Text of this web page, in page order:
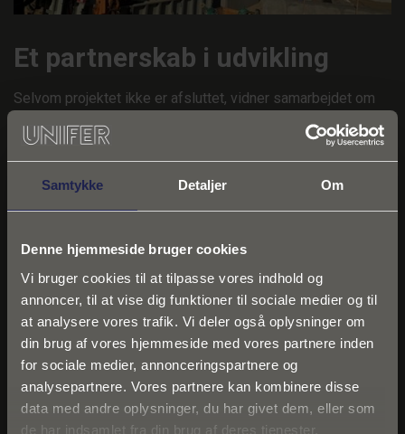
Samtykke Detaljer Om
Denne hjemmeside bruger cookies
Vi bruger cookies til at tilpasse vores indhold og
annoncer, til at vise dig funktioner til sociale medier og til
at analysere vores trafik. Vi deler også oplysninger om
din brug af vores hjemmeside med vores partnere inden
for sociale medier, annonceringspartnere og
analysepartnere. Vores partnere kan kombinere disse
data med andre oplysninger, du har givet dem, eller som
de har indsamlet fra din brug af deres tjenester.
Et partnerskab i udvikling
Selvom projektet ikke er afsluttet, vidner samarbejdet om
armeringsløsninger med høj grad af fleksibilitet og kvalitet.
Kombinationen af teknisk kompetence, fleksibel levering og
evnen til at levere ud fra specifikke krav har været
afgørende.
Projektet ved Århus Stadion er endnu et eksempel på,
til store og komplekse byggeopgaver.
Står du over for et lignende
projekt?
Hos UNIFER tilbyder viteknisk sparring, skræddersyede